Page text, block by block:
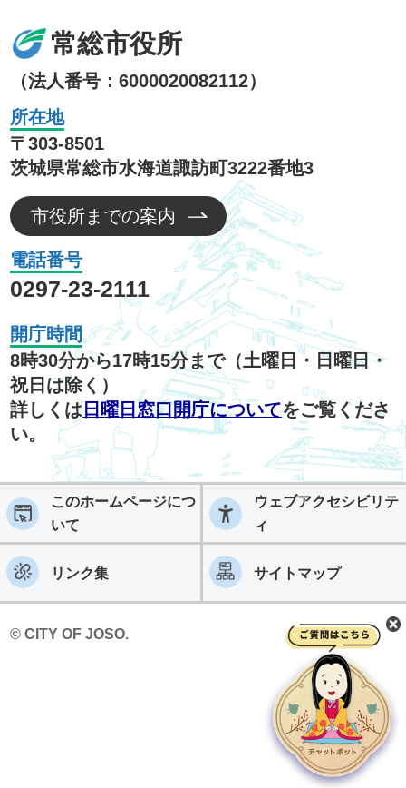
常総市役所
（法人番号：6000020082112）
所在地
〒303-8501
茨城県常総市水海道諏訪町3222番地3
市役所までの案内
電話番号
0297-23-2111
開庁時間
8時30分から17時15分まで（土曜日・日曜日・
祝日は除く）
詳しくは 日曜日窓口開庁についてをご覧くださ
い。
このホームページにつ
いて
ウェブアクセシビリテ
ィ
リンク集 サイトマップ
© CITY OF JOSO.